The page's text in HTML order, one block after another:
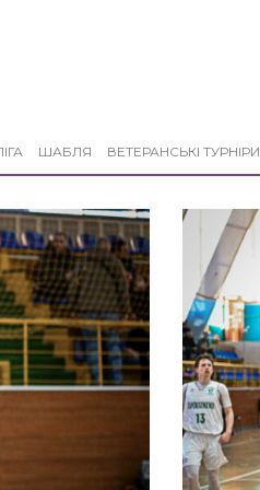
ШАБЛЯ ВЕТЕРАНСЬКІ ТУРНІРИ